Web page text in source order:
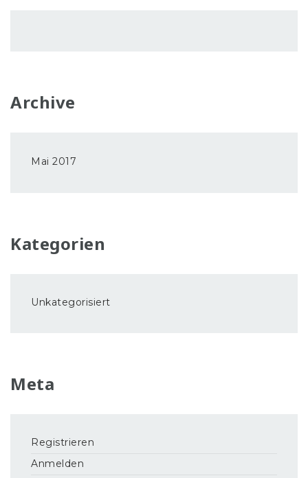
Archive
Mai 2017
Kategorien
Unkategorisiert
Meta
Registrieren
Anmelden